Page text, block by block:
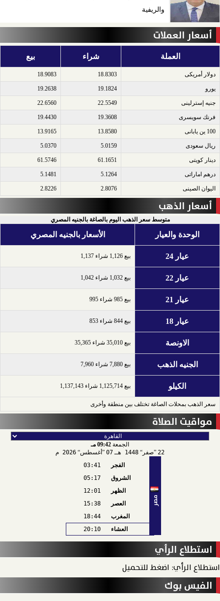
والريفية
أسعار العملات
العملة شراء بيع
دولار أمريكى​ 18.8303
18.9083
يورو​ 19.1824
19.2638
جنيه إسترلينى​ 22.5549
22.6560
فرنك سويسرى​ 19.3608
19.4430
100 ين يابانى​ 13.8580
13.9165
ريال سعودى​ 5.0159
5.0370
دينار كويتى​ 61.1651
61.5746
درهم اماراتى​ 5.1264
5.1481
اليوان الصينى​ 2.8076
2.8226
أسعار الذهب
متوسط سعر الذهب اليوم بالصاغة بالجنيه المصري
الوحدة والعيار الأسعار بالجنيه المصري
عيار 24 بيع 1,126 شراء 1,137
عيار 22 بيع 1,032 شراء 1,042
عيار 21 بيع 985 شراء 995
عيار 18 بيع 844 شراء 853
الاونصة بيع 35,010 شراء 35,365
الجنيه الذهب بيع 7,880 شراء 7,960
الكيلو بيع 1,125,714 شراء 1,137,143
سعر الذهب بمحلات الصاغة تختلف بين منطقة وأخرى
مواقيت الصلاة
الجمعة 09:42 مـ
22
صفر 1448 هـ 07 أغسطس 2026 م
مصر
الفجر
03:41
الشروق
05:17
الظهر
12:01
العصر
15:38
المغرب
18:44
العشاء
20:10
استطلاع الرأي
استطلاع الرأي: اضغط للتحميل
الفيس بوك